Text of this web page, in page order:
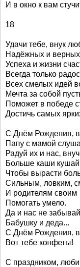
И в окно к вам
18
Удачи тебе, внук
Надёжных и верных
Успеха и жизни
Всегда только
Всех смелых идей
Мечта за собой
Поможет в победе
Достичь самых
С Днём Рождения,
Папу с мамой
Радуй их и нас,
Больше каши
Чтобы вырасти
Сильным, ловким,
И родителям своим
Помогать умело.
Да и нас не
Бабушку и деда...
С Днём Рождения,
Вот тебе конфеты!
С праздником,